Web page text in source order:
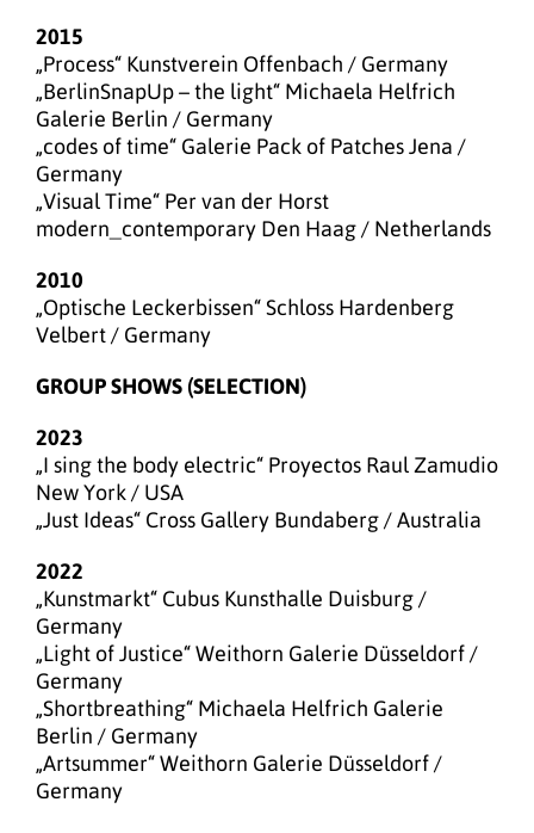
2015
„Process“ Kunstverein Offenbach / Germany
„BerlinSnapUp – the light“ Michaela Helfrich
Galerie Berlin / Germany
„codes of time“ Galerie Pack of Patches Jena /
Germany
„Visual Time“ Per van der Horst
modern_contemporary Den Haag / Netherlands
2010
„Optische Leckerbissen“ Schloss Hardenberg
Velbert / Germany
GROUP SHOWS (SELECTION)
2023
„I sing the body electric“ Proyectos Raul Zamudio
New York / USA
„Just Ideas“ Cross Gallery Bundaberg / Australia
2022
„Kunstmarkt“ Cubus Kunsthalle Duisburg /
Germany
„Light of Justice“ Weithorn Galerie Düsseldorf /
Germany
„Shortbreathing“ Michaela Helfrich Galerie
Berlin / Germany
„Artsummer“ Weithorn Galerie Düsseldorf /
Germany